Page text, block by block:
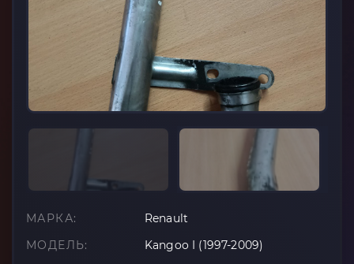
МАРКА:
Renault
МОДЕЛЬ:
Kangoo I (1997-2009)